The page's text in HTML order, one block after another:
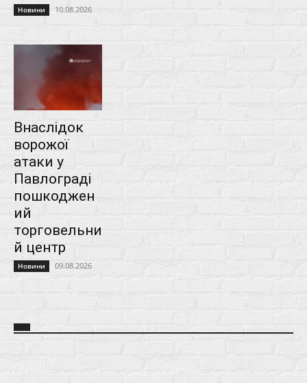
Новини 10.08.2026
Внаслідок
ворожої
атаки у
Павлограді
пошкоджен
ий
торговельни
й центр
Новини 09.08.2026